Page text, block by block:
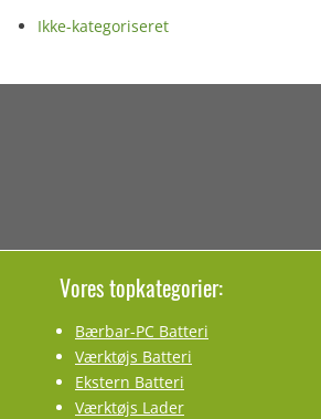
Ikke-kategoriseret
Vores topkategorier:
Bærbar-PC Batteri
Værktøjs Batteri
Ekstern Batteri
Værktøjs Lader